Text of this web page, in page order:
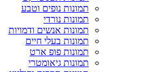
תמונות נופים וטבע
תמונות נורדי
תמונות אנשים ודמויות
תמונות בעלי חיים
תמונות פופ ארט
תמונות גיאומטרי